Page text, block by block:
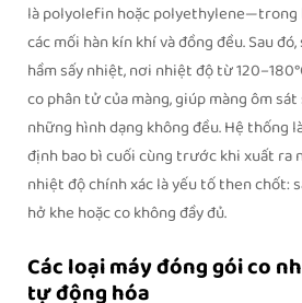
là polyolefin hoặc polyethylene—trong
các mối hàn kín khí và đồng đều. Sau
hầm sấy nhiệt, nơi nhiệt độ từ
co phân tử của màng, giúp màng ôm
những hình dạng không đều. Hệ thống
định bao bì cuối cùng trước khi xuất ra
nhiệt độ chính xác là yếu tố then chốt:
hở khe hoặc co không đầy đủ.
Các loại máy đóng gói co
tự động hóa